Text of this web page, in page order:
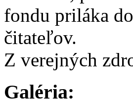
fondu priláka
čitateľov.
Z verejných
Galéria: